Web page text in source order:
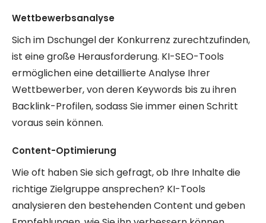
Wettbewerbsanalyse
Sich im Dschungel der Konkurrenz zurechtzufinden,
ist eine große Herausforderung. KI-SEO-Tools
ermöglichen eine detaillierte Analyse Ihrer
Wettbewerber, von deren Keywords bis zu ihren
Backlink-Profilen, sodass Sie immer einen Schritt
voraus sein können.
Content-Optimierung
Wie oft haben Sie sich gefragt, ob Ihre Inhalte die
richtige Zielgruppe ansprechen? KI-Tools
analysieren den bestehenden Content und geben